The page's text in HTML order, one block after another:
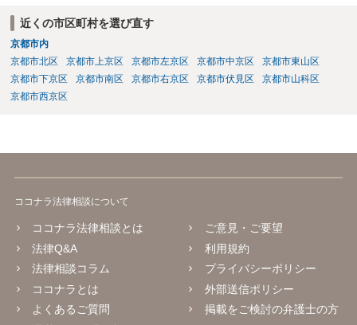
近くの市区町村を選び直す
京都市内
京都市北区
京都市上京区 京都市左京区 京都市中京区
京都市東山区
京都市下京区
京都市南区 京都市右京区 京都市伏見区
京都市山科区
京都市西京区
ココナラ法律相談について
ココナラ法律相談とは
法律Q&A
法律相談コラム
ココナラとは
よくあるご質問
ご意見・ご要望
利用規約
プライバシーポリシー
外部送信ポリシー
掲載をご検討の弁護士の方